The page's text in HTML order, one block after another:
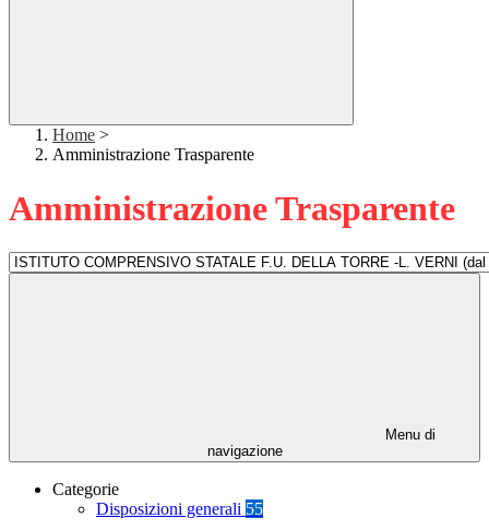
Home >
Amministrazione Trasparente
Amministrazione Trasparente
Menu di
navigazione
Categorie
Disposizioni generali 55